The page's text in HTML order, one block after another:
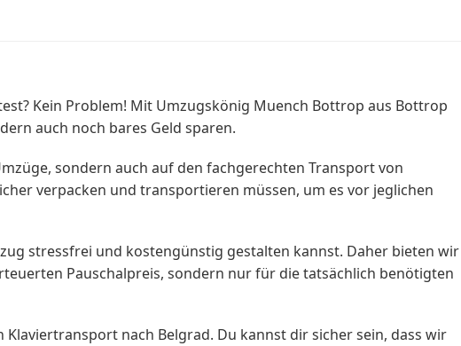
Kein Problem! Mit Umzugskönig Muench Bottrop aus Bottrop
auch noch bares Geld sparen.
sondern auch auf den fachgerechten Transport von
verpacken und transportieren müssen, um es vor jeglichen
stressfrei und kostengünstig gestalten kannst. Daher bieten wir
Pauschalpreis, sondern nur für die tatsächlich benötigten
nach Belgrad. Du kannst dir sicher sein, dass wir